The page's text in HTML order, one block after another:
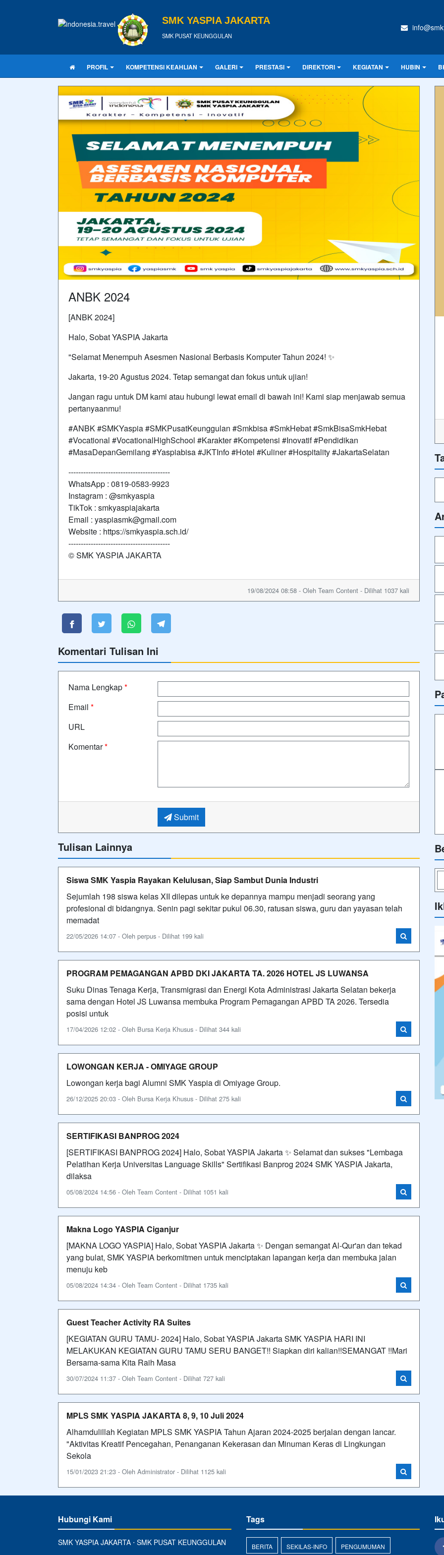
SMK YASPIA JAKARTA
SMK PUSAT KEUNGGULAN
PROFIL KOMPETENSI KEAHLIAN GALERI PRESTASI DIREKTORI KEGIATAN HUBIN
ANBK 2024
[ANBK 2024]
Halo, Sobat YASPIA Jakarta
"Selamat Menempuh Asesmen Nasional Berbasis Komputer Tahun 2024! ✨
Jakarta, 19-20 Agustus 2024. Tetap semangat dan fokus untuk ujian!
Jangan ragu untuk DM kami atau hubungi lewat email di bawah ini! Kami siap menjawab semua
pertanyaanmu!
#ANBK #SMKYaspia #SMKPusatKeunggulan #Smkbisa #SmkHebat #SmkBisaSmkHebat
#Vocational #VocationalHighSchool #Karakter #Kompetensi #Inovatif #Pendidikan
#MasaDepanGemilang #Yaspiabisa #JKTInfo #Hotel #Kuliner #Hospitality #JakartaSelatan
-----------------------------------------
WhatsApp : 0819-0583-9923
Instagram : @smkyaspia
TikTok : smkyaspiajakarta
Email : yaspiasmk@gmail.com
Website : https://smkyaspia.sch.id/
-----------------------------------------
© SMK YASPIA JAKARTA
19/08/2024 08:58 - Oleh Team Content - Dilihat 1037 kali
Komentari Tulisan Ini
Nama Lengkap*
Email *
URL
Komentar*
Submit
Tulisan Lainnya
Siswa SMK Yaspia Rayakan Kelulusan, Siap Sambut Dunia Industri
Sejumlah 198 siswa kelas XII dilepas untuk ke depannya mampu menjadi seorang yang
profesional di bidangnya. Senin pagi sekitar pukul 06.30, ratusan siswa, guru dan yayasan telah
memadat
22/05/2026 14:07 - Oleh perpus - Dilihat 199 kali
PROGRAM PEMAGANGAN APBD DKI JAKARTA TA. 2026 HOTEL JS LUWANSA
Suku Dinas Tenaga Kerja, Transmigrasi dan Energi Kota Administrasi Jakarta Selatan bekerja
sama dengan Hotel JS Luwansa membuka Program Pemagangan APBD TA 2026. Tersedia
posisi untuk
17/04/2026 12:02 - Oleh Bursa Kerja Khusus - Dilihat 344 kali
LOWONGAN KERJA - OMIYAGE GROUP
Lowongan kerja bagi Alumni SMK Yaspia di Omiyage Group.
26/12/2025 20:03 - Oleh Bursa Kerja Khusus - Dilihat 275 kali
SERTIFIKASI BANPROG 2024
[SERTIFIKASI BANPROG 2024] Halo, Sobat YASPIA Jakarta ✨ Selamat dan sukses "Lembaga
Pelatihan Kerja Universitas Language Skills" Sertifikasi Banprog 2024 SMK YASPIA Jakarta,
dilaksa
05/08/2024 14:56 - Oleh Team Content - Dilihat 1051 kali
Makna Logo YASPIA Ciganjur
[MAKNA LOGO YASPIA] Halo, Sobat YASPIA Jakarta ✨ Dengan semangat Al-Qur'an dan tekad
yang bulat, SMK YASPIA berkomitmen untuk menciptakan lapangan kerja dan membuka jalan
menuju keb
05/08/2024 14:34 - Oleh Team Content - Dilihat 1735 kali
Guest Teacher Activity RA Suites
[KEGIATAN GURU TAMU- 2024] Halo, Sobat YASPIA Jakarta SMK YASPIA HARI INI
MELAKUKAN KEGIATAN GURU TAMU SERU BANGET!! Siapkan diri kalian!!SEMANGAT !!Mari
Bersama-sama Kita Raih Masa
30/07/2024 11:37 - Oleh Team Content - Dilihat 727 kali
MPLS SMK YASPIA JAKARTA 8, 9, 10 Juli 2024
Alhamdulillah Kegiatan MPLS SMK YASPIA Tahun Ajaran 2024-2025 berjalan dengan lancar.
"Aktivitas Kreatif Pencegahan, Penanganan Kekerasan dan Minuman Keras di Lingkungan
Sekola
15/01/2023 21:23 - Oleh Administrator - Dilihat 1125 kali
Hubungi Kami
SMK YASPIA JAKARTA ⋅ SMK PUSAT KEUNGGULAN
Tags
BERITA SEKILAS-INFO PENGUMUMAN